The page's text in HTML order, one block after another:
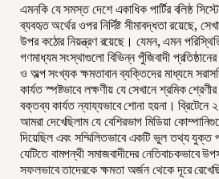
এমনকি যে সমস্ত দেশে একাধিক পার্টির বলিষ্ঠ
ব্যবহৃত অর্থের ওপর নির্দিষ্ট সীমাবদ্ধতা রয়েছে,
উপর কঠোর নিয়ন্ত্রণ রয়েছে। যেমন, এমন
গণমাধ্যম সংস্থাগুলো বিভিন্ন পুঁজিবাদী
ও অল্প সংখ্যক ক্ষমতাবান ব্যক্তিদের মাধ্যমে
কার্যত স্পষ্টভাবে লক্ষণীয় যে সেখানে শ্রমিক
বক্তব্য কার্যত ন্যায্যভাবে শোনা হয়না। ব্রিটেনে
আমরা দেখেছিলাম যে বেশিরভাগ মিডিয়া
দিয়েছিল এবং সম্মিলিতভাবে একটি ভুল তথ্য যুক্ত
যেটিতে বামপন্থী সমাজবাদীদের নেতিবাচকভাবে
সফলভাবে তাদেরকে ক্ষমতা অর্জন থেকে দূরে